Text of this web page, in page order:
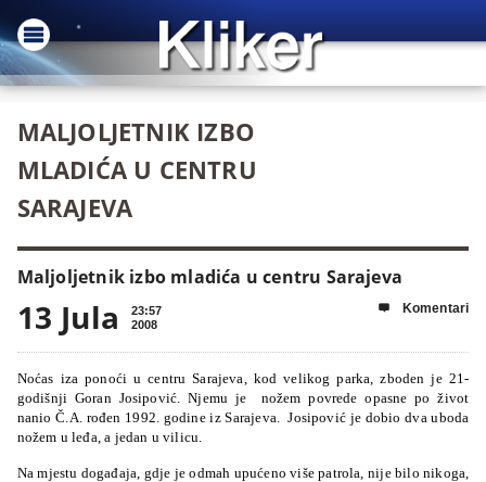
MALJOLJETNIK IZBO
MLADIĆA U CENTRU
SARAJEVA
Maljoljetnik izbo mladića u centru Sarajeva
13 Jula
23:57
2008
 Komentari
Noćas iza ponoći u centru Sarajeva, kod velikog parka, zboden je 21-
godišnji Goran Josipović. Njemu je nožem povrede opasne po život
nanio Č.A. rođen 1992. godine iz Sarajeva. Josipović je dobio dva uboda
nožem u leđa, a jedan u vilicu.
Na mjestu događaja, gdje je odmah upućeno više patrola, nije bilo nikoga,